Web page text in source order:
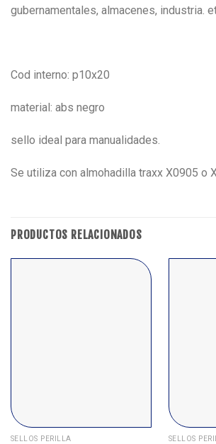
gubernamentales, almacenes, industria.
Cod interno: p10x20
material: abs negro
sello ideal para manualidades.
Se utiliza con almohadilla traxx X0905 o
PRODUCTOS RELACIONADOS
SELLOS PERILLA SELLOS